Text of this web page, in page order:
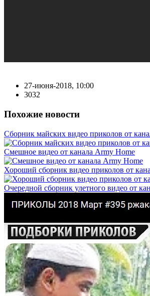
27-июня-2018, 10:00
3032
Похожие новости
Сборник майских видео приколов от
Смешное видео от канала Army Home
Хороший сборник видео приколов от
Очередной сборник улетного видео от